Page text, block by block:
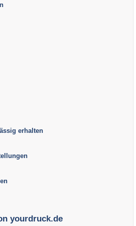
erhalten
yourdruck.de